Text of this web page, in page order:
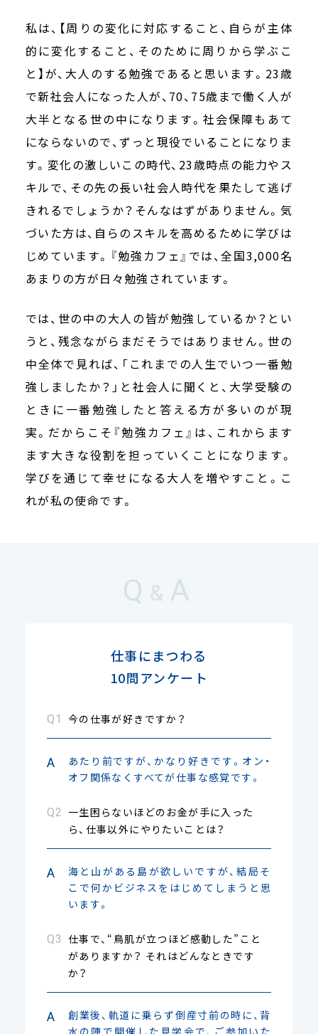
私は、【周りの変化に対応すること、自らが主体
的に変化すること、そのために周りから学ぶこ
と】が、大人のする勉強であると思います。23歳
で新社会人になった人が、70、75歳まで働く人が
大半となる世の中になります。社会保障もあて
にならないので、ずっと現役でいることになりま
す。変化の激しいこの時代、23歳時点の能力やス
キルで、その先の長い社会人時代を果たして逃げ
きれるでしょうか？そんなはずがありません。気
づいた方は、自らのスキルを高めるために学びは
じめています。『勉強カフェ』では、全国3,000名
あまりの方が日々勉強されています。
では、世の中の大人の皆が勉強しているか？とい
うと、残念ながらまだそうではありません。世の
中全体で見れば、「これまでの人生でいつ一番勉
強しましたか？」と社会人に聞くと、大学受験の
ときに一番勉強したと答える方が多いのが現
実。だからこそ『勉強カフェ』は、これからます
ます大きな役割を担っていくことになります。
学びを通じて幸せになる大人を増やすこと。こ
れが私の使命です。
Q & A
仕事にまつわる
10問アンケート
今の仕事が好きですか？
あたり前ですが、かなり好きです。オン・
オフ関係なくすべてが仕事な感覚です。
一生困らないほどのお金が手に入った
ら、仕事以外にやりたいことは？
海と山がある島が欲しいですが、結局そ
こで何かビジネスをはじめてしまうと思
います。
仕事で、“鳥肌が立つほど感動した”こと
がありますか？ それはどんなときです
か？
創業後、軌道に乗らず倒産寸前の時に、背
水の陣で開催した見学会で、ご参加いた